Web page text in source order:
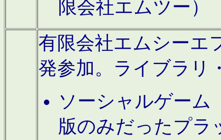
限会社エムツー）
有限会社エムシーエ
発参加。ライブラリ
ソーシャルゲーム
版のみだったプラ